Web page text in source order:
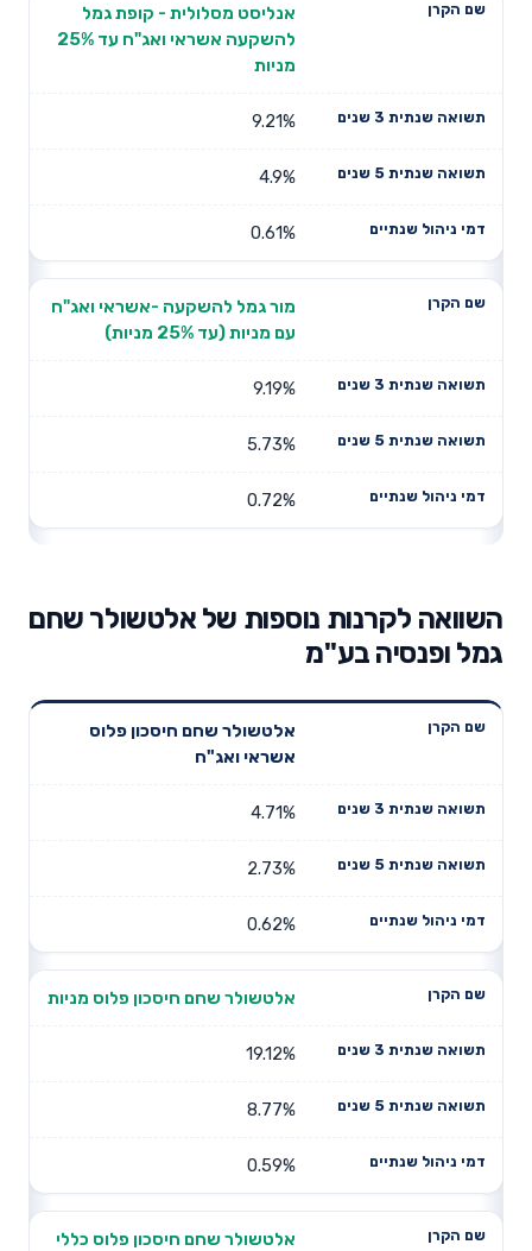
אנליסט מסלולית - קופת גמל
להשקעה אשראי ואג"ח עד 25%
מניות
9.21%
4.9%
0.61%
מור גמל להשקעה -אשראי ואג"ח
עם מניות (עד 25% מניות)
9.19%
5.73%
0.72%
השוואה לקרנות נוספות של אלטשולר שחם
גמל ופנסיה בע"מ
שנתית 3
תשואה
דמי ניהול
אלטשולר שחם חיסכון פלוס
אשראי ואג"ח
4.71%
2.73%
0.62%
אלטשולר שחם חיסכון פלוס מניות
19.12%
8.77%
0.59%
אלטשולר שחם חיסכון פלוס כללי